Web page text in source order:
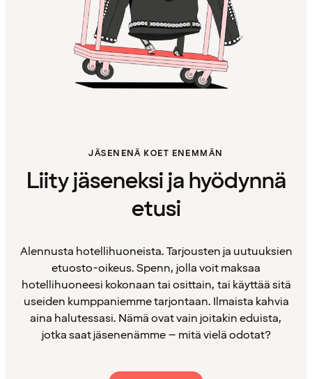
JÄSENENÄ KOET ENEMMÄN
Liity jäseneksi ja hyödynnä
etusi
Alennusta hotellihuoneista. Tarjousten ja uutuuksien
etuosto-oikeus. Spenn, jolla voit maksaa
hotellihuoneesi kokonaan tai osittain, tai käyttää sitä
useiden kumppaniemme tarjontaan. Ilmaista kahvia
aina halutessasi. Nämä ovat vain joitakin eduista,
jotka saat jäsenenämme – mitä vielä odotat?